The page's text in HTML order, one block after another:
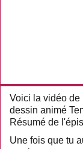
Voici la vidéo de
dessin animé
Résumé de
Une fois que tu